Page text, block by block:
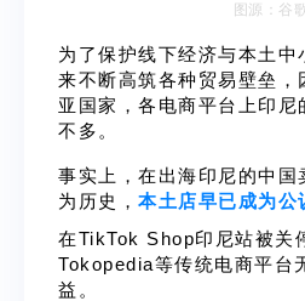
图源：谷
为了保护线下经济与本土中
来不断高筑各种贸易壁垒，
亚国家，各电商平台上印尼
不多。
事实上，在出海印尼的中国
为历史， 本土店早已成为公
在TikTok Shop印尼站被关
Tokopedia等传统电商平台
益。